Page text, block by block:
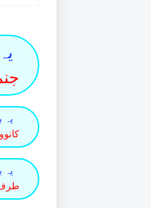
یہ
یہ
طرف